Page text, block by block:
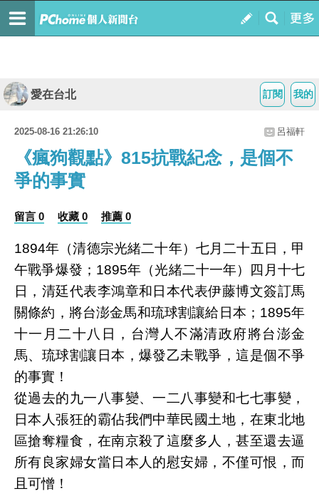
我的
訂閱
愛在台北
2025-08-16 21:26:10 呂福軒
《瘋狗觀點》815抗戰紀念，是個不
爭的事實
留言 0 收藏 0 推薦 0
1894年（清德宗光緒二十年）七月二十五日，甲
午戰爭爆發；1895年（光緒二十一年）四月十七
日，清廷代表李鴻章和日本代表伊藤博文簽訂馬
關條約，將台澎金馬和琉球割讓給日本；1895年
十一月二十八日，台灣人不滿清政府將台澎金
馬、琉球割讓日本，爆發乙未戰爭，這是個不爭
的事實！
從過去的九一八事變、一二八事變和七七事變，
日本人張狂的霸佔我們中華民國土地，在東北地
區搶奪糧食，在南京殺了這麼多人，甚至還去逼
所有良家婦女當日本人的慰安婦，不僅可恨，而
且可憎！